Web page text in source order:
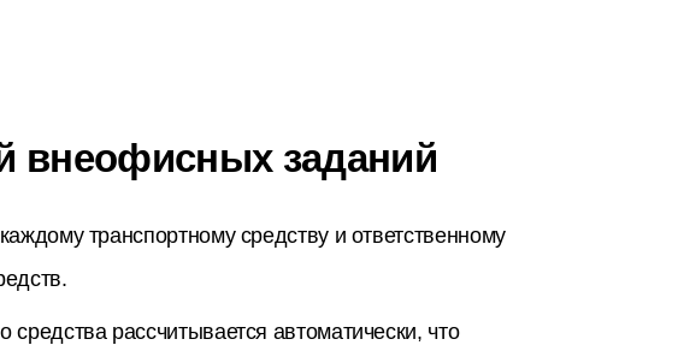
внеофисных заданий
транспортному средству и ответственному
рассчитывается автоматически, что